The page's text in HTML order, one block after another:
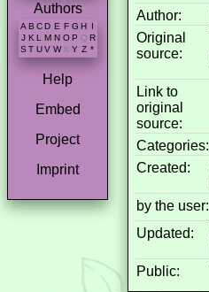
Authors
A B C D E F G H
J K L M N O P Q R
S T U V W X Y Z *
Help
Embed
Project
Imprint
Author:
Original
source:
Link to
original
source:
Categories:
Created:
by the user:
Updated:
Public: